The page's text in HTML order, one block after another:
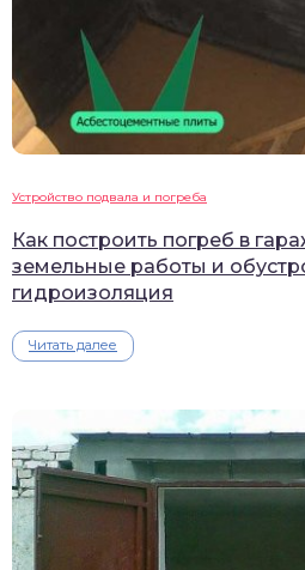
Устройство подвала и погреба
Как построить погреб в
земельные работы и
гидроизоляция
Читать далее